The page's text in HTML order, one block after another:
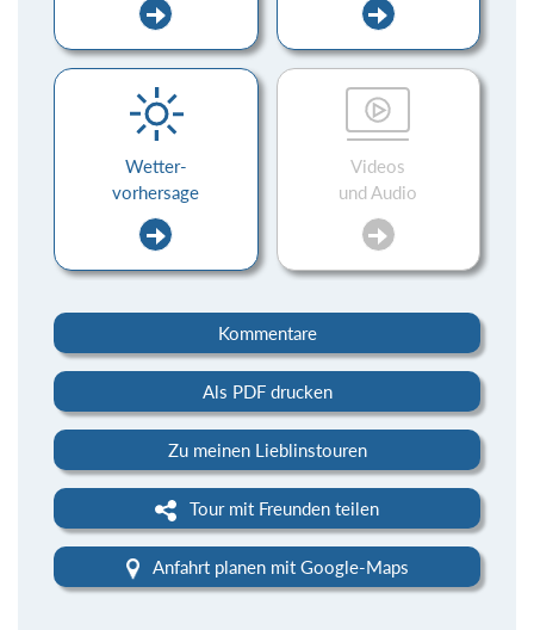
Wetter-
vorhersage
Videos
und Audio
Kommentare
Als PDF drucken
Zu meinen Lieblinstouren
Tour mit Freunden teilen
Anfahrt planen mit Google-Maps